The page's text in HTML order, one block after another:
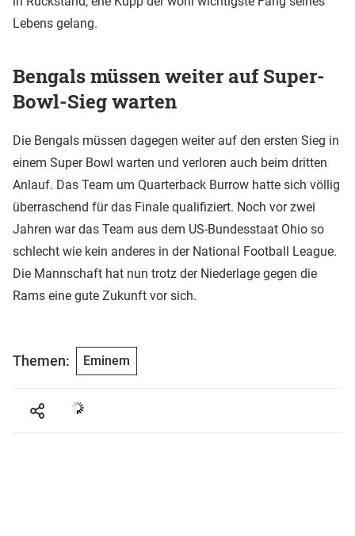
Lebens gelang.
Bengals müssen weiter auf Super-
Bowl-Sieg warten
Die Bengals müssen dagegen weiter auf den ersten Sieg in
einem Super Bowl warten und verloren auch beim dritten
Anlauf. Das Team um Quarterback Burrow hatte sich völlig
überraschend für das Finale qualifiziert. Noch vor zwei
Jahren war das Team aus dem US-Bundesstaat Ohio so
schlecht wie kein anderes in der National Football League.
Die Mannschaft hat nun trotz der Niederlage gegen die
Rams eine gute Zukunft vor sich.
Themen: Eminem